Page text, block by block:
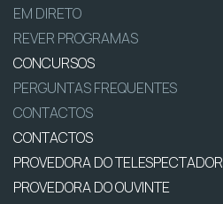
EM DIRETO
REVER PROGRAMAS
CONCURSOS
PERGUNTAS FREQUENTES
CONTACTOS
CONTACTOS
PROVEDORA DO TELESPECTADOR
PROVEDORA DO OUVINTE